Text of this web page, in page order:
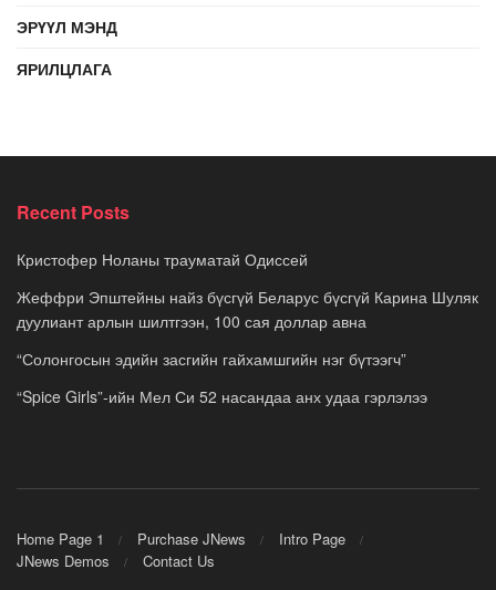
ЭРҮҮЛ МЭНД
ЯРИЛЦЛАГА
Recent Posts
Кристофер Ноланы трауматай Одиссей
Жеффри Эпштейны найз бүсгүй Беларус бүсгүй Карина Шуляк
дуулиант арлын шилтгээн, 100 сая доллар авна
“Солонгосын эдийн засгийн гайхамшгийн нэг бүтээгч”
“Spice Girls”-ийн Мел Си 52 насандаа анх удаа гэрлэлээ
Home Page 1 Purchase JNews
Intro Page
JNews Demos
Contact Us